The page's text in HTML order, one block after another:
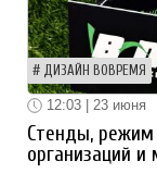
ДИЗАЙН ВОВРЕМЯ
12:03 | 23 июня
Стенды, режим
организаций и